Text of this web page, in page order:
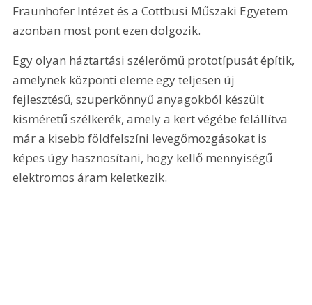
Fraunhofer Intézet és a Cottbusi Műszaki Egyetem
azonban most pont ezen dolgozik.
Egy olyan háztartási szélerőmű prototípusát építik,
amelynek központi eleme egy teljesen új
fejlesztésű, szuperkönnyű anyagokból készült
kisméretű szélkerék, amely a kert végébe felállítva
már a kisebb földfelszíni levegőmozgásokat is
képes úgy hasznosítani, hogy kellő mennyiségű
elektromos áram keletkezik.